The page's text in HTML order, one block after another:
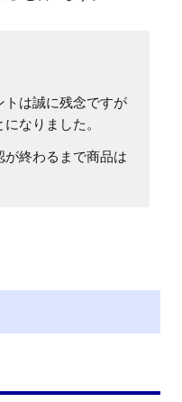
は誠に残念ですが
なりました。
終わるまで商品は